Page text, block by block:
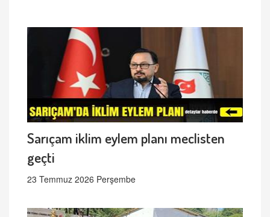
Sarıçam iklim eylem planı meclisten
geçti
23 Temmuz 2026 Perşembe